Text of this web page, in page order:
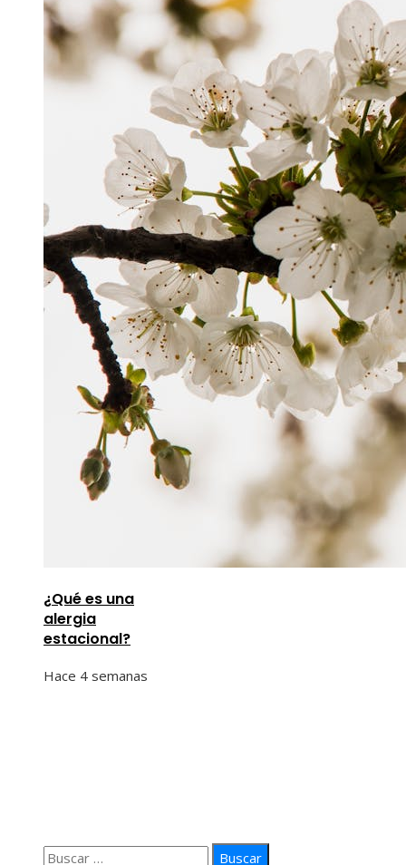
¿Qué es una
alergia
estacional?
Hace 4 semanas
Buscar: